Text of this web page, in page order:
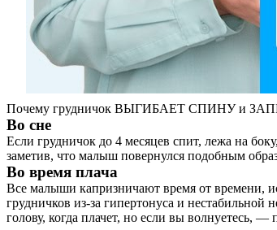
Почему грудничок ВЫГИБАЕТ СПИНУ и
Во сне
Если грудничок до 4 месяцев спит, лежа на
заметив, что малыш повернулся подобным
Во время плача
Все малыши капризничают время от времени,
грудничков из-за гипертонуса и
голову, когда плачет, но если вы волнуетесь, —